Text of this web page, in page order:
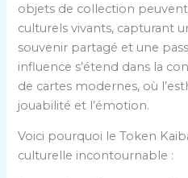
objets de collection
culturels vivants, capturant
souvenir partagé et une
influence s’étend dans la
de cartes modernes, où
jouabilité et l’émotion.
Voici pourquoi le Token
culturelle incontournable :